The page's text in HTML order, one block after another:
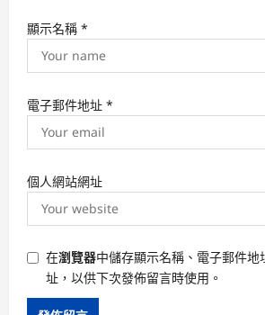
顯示名稱 *
電子郵件地址 *
個人網站網址
在瀏覽器中儲存顯示名稱、電子郵件地
址，以供下次發佈留言時使用。